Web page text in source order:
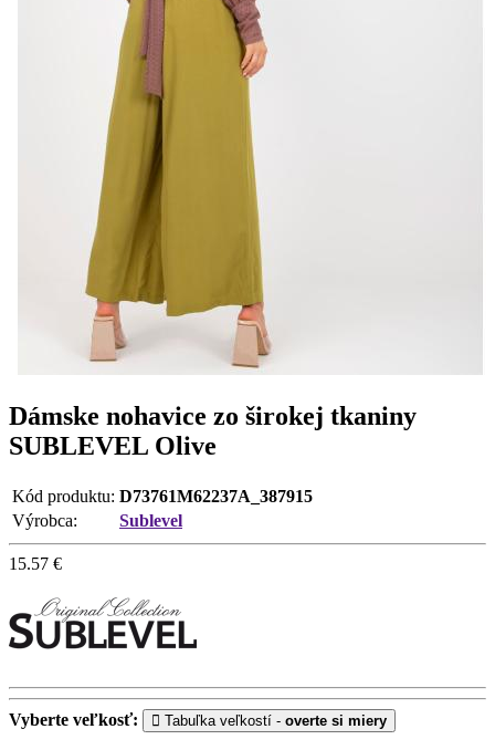
Dámske nohavice zo širokej tkaniny
SUBLEVEL Olive
Kód produktu: D73761M62237A_387915
Výrobca:
Sublevel
15.57 €
Vyberte veľkosť: Tabuľka veľkostí - overte si miery